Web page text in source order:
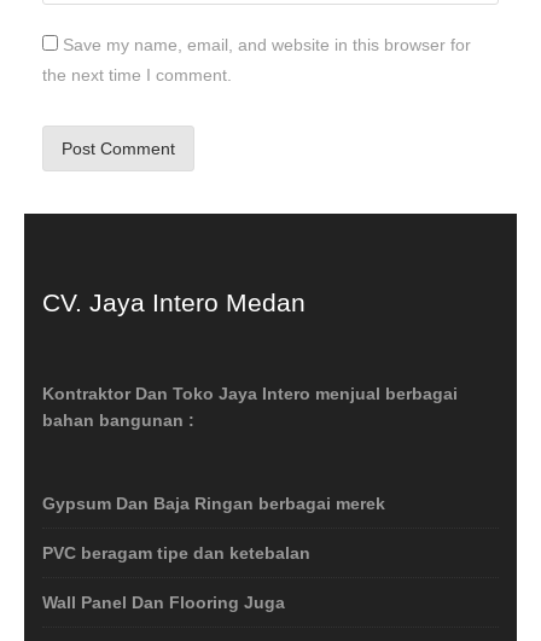
Save my name, email, and website in this browser for
the next time I comment.
CV. Jaya Intero Medan
Kontraktor Dan Toko Jaya Intero menjual berbagai
bahan bangunan :
Gypsum Dan Baja Ringan berbagai merek
PVC beragam tipe dan ketebalan
Wall Panel Dan Flooring Juga